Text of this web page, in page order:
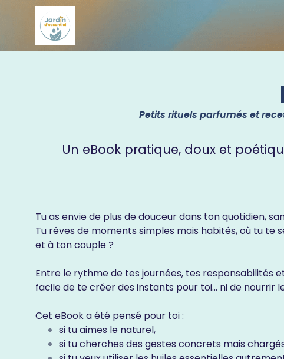
Petits rituels parfumés et
Un eBook pratique, doux et
Tu as envie de plus de douceur dans ton quotidien,
Tu rêves de moments simples mais habités, où tu
et à ton couple ?
Entre le rythme de tes journées, tes responsabilités
facile de te créer des instants pour toi… ni de nourrir
Cet eBook a été pensé pour toi :
si tu aimes le naturel,
si tu cherches des gestes concrets mais